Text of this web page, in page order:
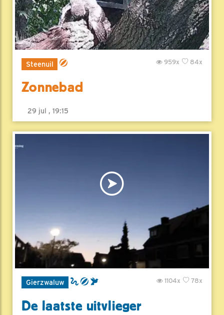
Steenuil 84x
959x
Zonnebad
29 jul , 19:15
Gierzwaluw 78x
1104x
De laatste uitvlieger